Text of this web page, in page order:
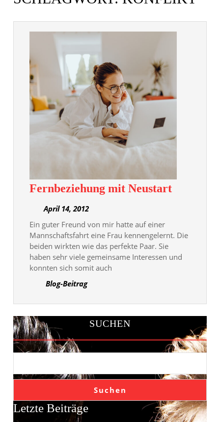
Fernbeziehung mit Neustart
April 14, 2012April
2012
Ein guter Freund von mir hatte auf einer
Mannschaftsfahrt eine Frau kennengelernt. Die
beiden wirkten wie das perfekte Paar. Sie
haben sehr viele gemeinsame Interessen und
konnten sich somit auch
Blog-Beitrag
SUCHEN
Suchen
Letzte Beiträge